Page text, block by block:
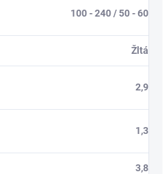
100 - 240 / 50 - 60
Žltá
2,9
1,3
3,8